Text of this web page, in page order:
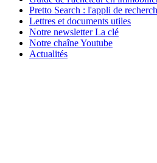
Pretto Search : l'appli de
Lettres et documents utiles
Notre newsletter La clé
Notre chaîne Youtube
Actualités